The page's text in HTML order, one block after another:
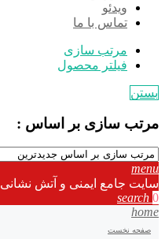
ویدئو
تماس با ما
مرتب سازی
فیلتر محصول
بستن
مرتب سازی بر اساس :
menu
سایت جامع ایمنی و آتش نشانی Ir125
search 0
home
صفحه نخست